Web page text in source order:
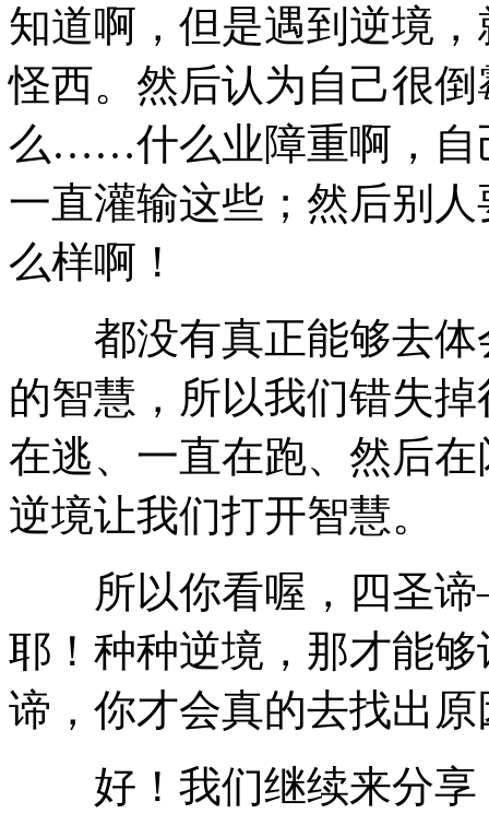
知道啊，但是遇到逆境
怪西。然后认为自己很
么……什么业障重啊，
一直灌输这些；然后别
么样啊！
都没有真正能够去体
的智慧，所以我们错失
在逃、一直在跑、然后
逆境让我们打开智慧。
所以你看喔，四圣谛
耶！种种逆境，那才能
谛，你才会真的去找出
好！我们继续来分享